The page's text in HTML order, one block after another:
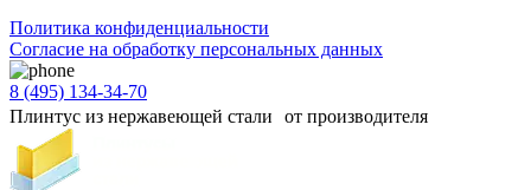
Политика конфиденциальности
Согласиe на обработку персональных данных
8 (495) 134-34-70
Плинтус из нержавеющей стали от производителя